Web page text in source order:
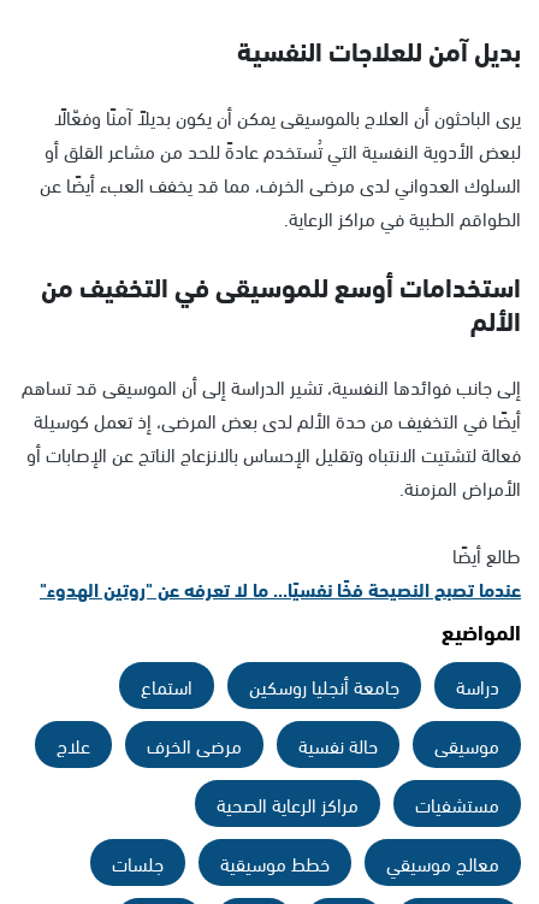
بديل آمن للعلاجات النفسية
يرى الباحثون أن العلاج بالموسيقى يمكن أن يكون بديلاً آمنًا وفعّالًا
لبعض الأدوية النفسية التي تُستخدم عادةً للحد من مشاعر القلق أو
السلوك العدواني لدى مرضى الخرف، مما قد يخفف العبء أيضًا عن
الطواقم الطبية في مراكز الرعاية.
استخدامات أوسع للموسيقى في التخفيف من
الألم
إلى جانب فوائدها النفسية، تشير الدراسة إلى أن الموسيقى قد تساهم
أيضًا في التخفيف من حدة الألم لدى بعض المرضى، إذ تعمل كوسيلة
فعالة لتشتيت الانتباه وتقليل الإحساس بالانزعاج الناتج عن الإصابات أو
الأمراض المزمنة.
طالع أيضًا
عندما تصبح النصيحة فخًا نفسيًا... ما لا تعرفه عن "روتين الهدوء"
المواضيع
دراسة جامعة أنجليا روسكين
استماع
موسيقى
حالة نفسية مرضى الخرف
علاج
مستشفيات
مراكز الرعاية الصحية
معالج موسيقي
خطط موسيقية جلسات